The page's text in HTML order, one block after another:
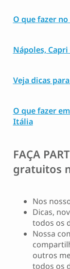
O que fazer
Nápoles,
Veja dicas
O que fazer
Itália
FAÇA
gratuitos
Nos
Dicas,
todos os
Nossa
outros
todos os